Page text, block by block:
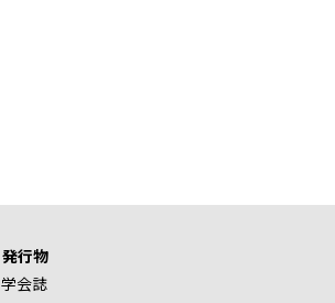
発行物
学会誌